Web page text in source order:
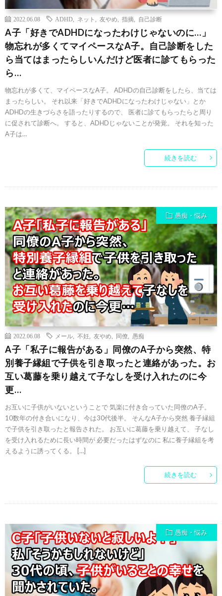
2022.06.08 ADHD ネット 友やめ 指摘 自己診断
A子「好きでADHDになったわけじゃないのに…」
物忘れが多くてマイペースなA子。自己診断をした
ら当てはまったらしいんだけど医者に診てもらった
ら…
物忘れが多くて、マイペースなA子。 ADHDの自己診断をしたら、当ては
まったらしい。 それ以来「好きでADHDになったわけじゃない」とか
ADHDの生きづらさを語ったりするので、 医者に診てもらったらと周り
に促されて診断へ。 すると、ADHDじゃないことが発覚。 それを知った
A子は…
続きを読む
愚痴・悩み
2022.06.08 メール 不妊 友やめ 同僚 愚痴
A子「私子に報告がある」同僚のA子から突然、特
別養子縁組で子供を引き取ったと連絡があった。お
互い葛藤を乗り越えて子なしを受け入れたのに今
更…
お互いに子供がいないということで 気楽に付き合っていた同僚のA子。
10数年の付き合いになり、今は30代後半。 そんなA子から突然 養子縁組
で子供を引き取ったと報告された。 お互いに葛藤を乗り越えて、 子なし
を受け入れるために長い時間が 必要だったはずなのに 私に養子縁組を考
えるように誘ってくる。 […]
続きを読む
愚痴・悩み